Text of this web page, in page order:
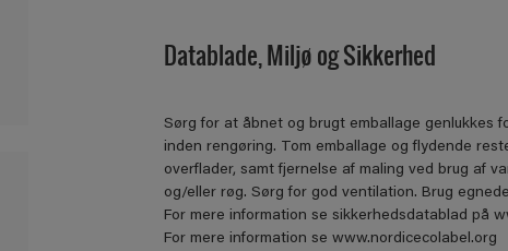
Datablade, Miljø og Sikkerhed
Sørg for at åbnet og brugt emballage genlukkes
inden rengøring. Tom emballage og flydende
overflader, samt fjernelse af maling ved brug af
og/eller røg. Sørg for god ventilation. Brug
For mere information se sikkerhedsdatablad på
For mere information se www.nordicecolabel.org